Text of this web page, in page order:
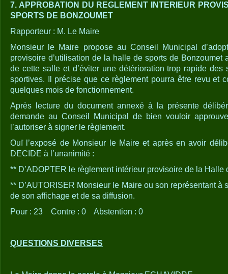
7. APPROBATION DU REGLEMENT INTERIEUR
SPORTS DE BONZOUMET
Rapporteur : M. Le Maire
Monsieur le Maire propose au Conseil Municipal
provisoire d’utilisation de la halle de sports de Bonzoumet
de cette salle et d’éviter une détérioration trop rapide des
sportives. Il précise que ce règlement pourra être revu et
quelques mois de fonctionnement.
Après lecture du document annexé à la présente
demande au Conseil Municipal de bien vouloir
l’autoriser à signer le règlement.
Ouï l’exposé de Monsieur le Maire et après en avoir
DECIDE à l’unanimité :
** D’ADOPTER le règlement intérieur provisoire de la Halle
** D’AUTORISER Monsieur le Maire ou son représentant à
de son affichage et de sa diffusion.
Pour : 23 Contre : 0 Abstention : 0
QUESTIONS DIVERSES